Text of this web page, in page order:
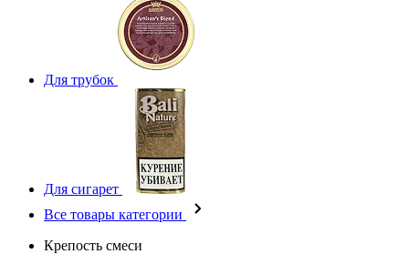
Для трубок
Для сигарет
Все товары категории
Крепость смеси